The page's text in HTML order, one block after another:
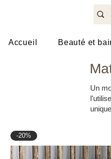
Accueil Beauté et
Un
-20%